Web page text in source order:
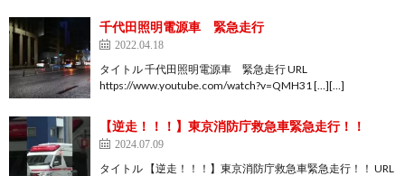
千代田照明電源車 緊急走行
2022.04.18
タイトル 千代田照明電源車 緊急走行 URL
https://www.youtube.com/watch?v=QMH31 […][…]
【逆走！！！】東京消防庁救急車緊急走行！！
2024.07.09
タイトル 【逆走！！！】東京消防庁救急車緊急走行！！ URL